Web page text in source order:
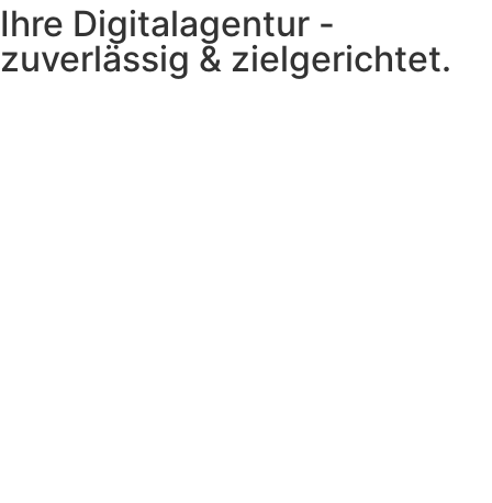
Ihre Digitalagentur -
zuverlässig & zielgerichtet.